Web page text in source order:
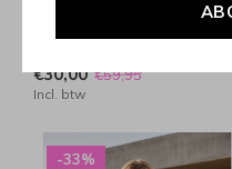
oranje/blauw
€30,00 €59,95
Incl. btw
-33%